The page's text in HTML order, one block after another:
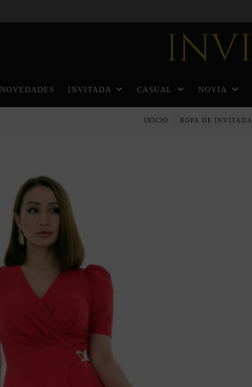
NOVEDADES INVITADA CASUAL NOVIA
INICIO ROPA DE INVITADA